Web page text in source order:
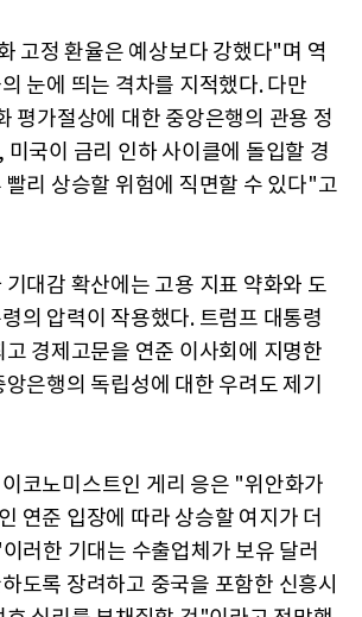
고정 환율은 예상보다 강했다"며 역
눈에 띄는 격차를 지적했다. 다만
평가절상에 대한 중앙은행의 관용 정
미국이 금리 인하 사이클에 돌입할 경
빨리 상승할 위험에 직면할 수 있다"고
대감 확산에는 고용 지표 약화와 도
의 압력이 작용했다. 트럼프 대통령
고 경제고문을 연준 이사회에 지명한
은행의 독립성에 대한 우려도 제기
코노미스트인 게리 응은 "위안화가
연준 입장에 따라 상승할 여지가 더
러한 기대는 수출업체가 보유 달러
도록 장려하고 중국을 포함한 신흥시